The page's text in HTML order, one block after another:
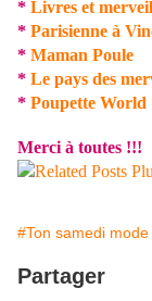
* Livres et
* Parisienne à
* Maman Poule
* Le pays des
* Poupette World
Merci à toutes !!!
#Ton samedi mode
Partager